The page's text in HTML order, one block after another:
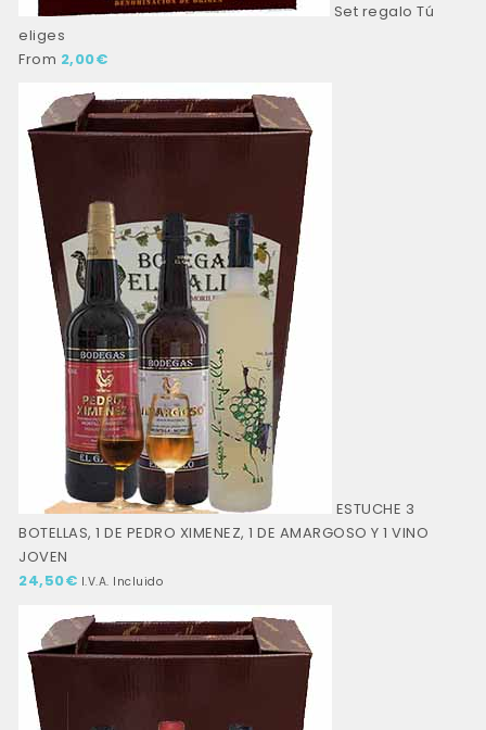
Set regalo Tú
eliges
From 2,00€
ESTUCHE 3
BOTELLAS, 1 DE PEDRO XIMENEZ, 1 DE AMARGOSO Y 1 VINO
JOVEN
24,50€ I.V.A. Incluido